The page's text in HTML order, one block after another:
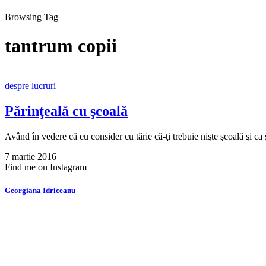
Browsing Tag
tantrum copii
despre lucruri
Părinţeală cu şcoală
Având în vedere că eu consider cu tărie că-ţi trebuie nişte şcoală şi
7 martie 2016
Find me on Instagram
Georgiana Idriceanu